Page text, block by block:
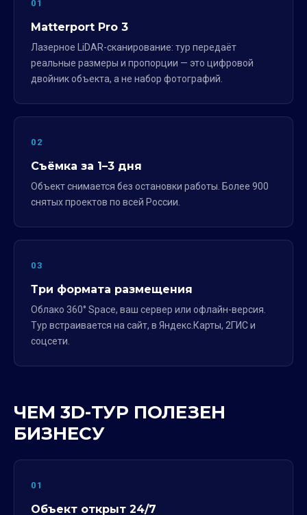
01
Matterport Pro 3
Лазерное LiDAR-сканирование: тур передаёт
реальные размеры и пропорции — это цифровой
двойник объекта, а не набор фотографий.
02
Съёмка за 1–3 дня
Объект снимается без остановки работы. Более 900
снятых проектов по всей России.
03
Три формата размещения
Облако 360° Space, ваш сервер или офлайн-версия.
Тур встраивается на сайт, в Яндекс.Карты, 2ГИС и
соцсети.
ЧЕМ 3D-ТУР ПОЛЕЗЕН
БИЗНЕСУ
01
Объект открыт 24/7